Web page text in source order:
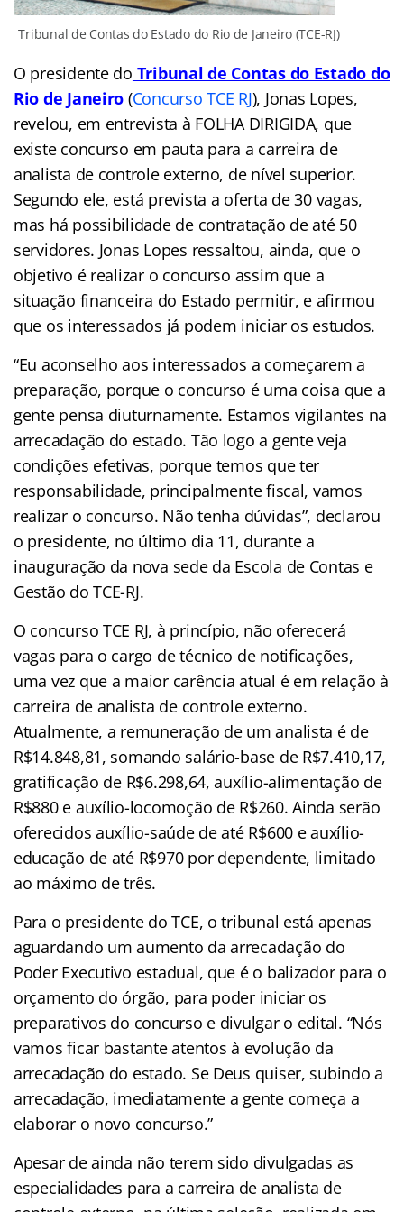
Tribunal de Contas do Estado do Rio de Janeiro (TCE-RJ)
O presidente do Tribunal de Contas do Estado do
Rio de Janeiro (Concurso TCE RJ), Jonas Lopes,
revelou, em entrevista à FOLHA DIRIGIDA, que
existe concurso em pauta para a carreira de
analista de controle externo, de nível superior.
Segundo ele, está prevista a oferta de 30 vagas,
mas há possibilidade de contratação de até 50
servidores. Jonas Lopes ressaltou, ainda, que o
objetivo é realizar o concurso assim que a
situação financeira do Estado permitir, e afirmou
que os interessados já podem iniciar os estudos.
“Eu aconselho aos interessados a começarem a
preparação, porque o concurso é uma coisa que a
gente pensa diuturnamente. Estamos vigilantes na
arrecadação do estado. Tão logo a gente veja
condições efetivas, porque temos que ter
responsabilidade, principalmente fiscal, vamos
realizar o concurso. Não tenha dúvidas”, declarou
o presidente, no último dia 11, durante a
inauguração da nova sede da Escola de Contas e
Gestão do TCE-RJ.
O concurso TCE RJ, à princípio, não oferecerá
vagas para o cargo de técnico de notificações,
uma vez que a maior carência atual é em relação à
carreira de analista de controle externo.
Atualmente, a remuneração de um analista é de
R$14.848,81, somando salário-base de R$7.410,17,
gratificação de R$6.298,64, auxílio-alimentação de
R$880 e auxílio-locomoção de R$260. Ainda serão
oferecidos auxílio-saúde de até R$600 e auxílio-
educação de até R$970 por dependente, limitado
ao máximo de três.
Para o presidente do TCE, o tribunal está apenas
aguardando um aumento da arrecadação do
Poder Executivo estadual, que é o balizador para o
orçamento do órgão, para poder iniciar os
preparativos do concurso e divulgar o edital. “Nós
vamos ficar bastante atentos à evolução da
arrecadação do estado. Se Deus quiser, subindo a
arrecadação, imediatamente a gente começa a
elaborar o novo concurso.”
Apesar de ainda não terem sido divulgadas as
especialidades para a carreira de analista de